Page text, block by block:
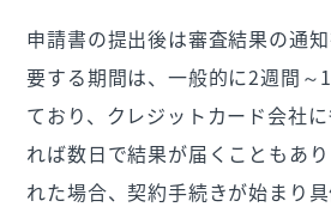
申請書の提出後は審査結果の通
要する期間は、一般的に2週間～
ており、クレジットカード会社
れば数日で結果が届くこともあ
れた場合、契約手続きが始まり